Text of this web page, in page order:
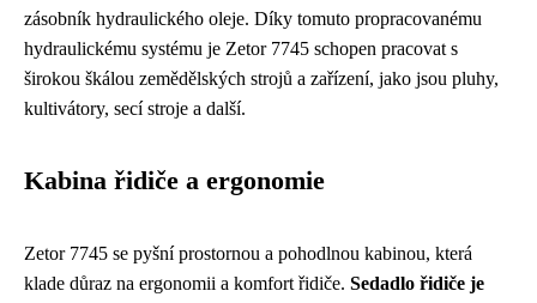
zásobník hydraulického oleje. Díky tomuto propracovanému
hydraulickému systému je Zetor 7745 schopen pracovat s
širokou škálou zemědělských strojů a zařízení, jako jsou pluhy,
kultivátory, secí stroje a další.
Kabina řidiče a ergonomie
Zetor 7745 se pyšní prostornou a pohodlnou kabinou, která
klade důraz na ergonomii a komfort řidiče. Sedadlo řidiče je